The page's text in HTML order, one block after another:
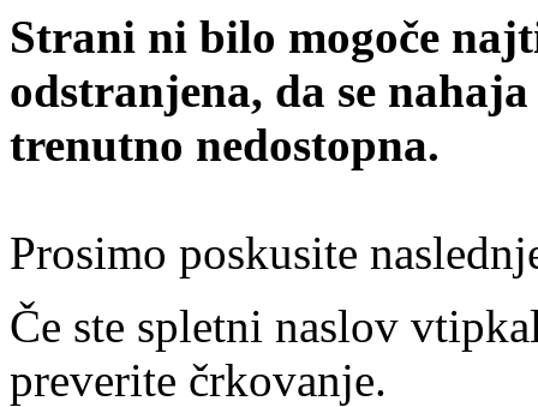
Strani ni bilo mogoče
odstranjena, da se
trenutno nedostopna.
Prosimo poskusite
Če ste spletni naslov
preverite črkovanje.